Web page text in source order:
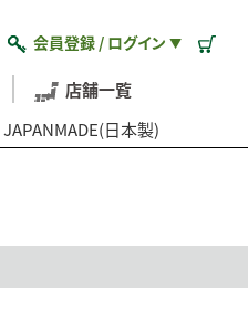
会員登録 / ログイン ▼
店舗一覧
JAPANMADE(日本製)